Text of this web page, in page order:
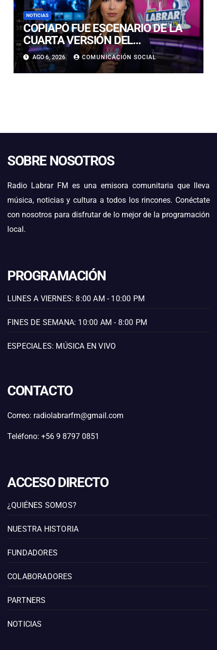
NOTICIAS
COPIAPÓ FUE ESCENARIO DE LA
CUARTA VERSIÓN DEL
CAMPEONATO REGIONAL DE
BANDAS DE GUERRA
ESTUDIANTILES
AGO 6, 2026 COMUNICACIÓN SOCIAL
SOBRE NOSOTROS
Radio Labrar FM es una emisora comunitaria que lleva
música, noticias y cultura a todos los rincones. Conéctate
con nosotros para disfrutar de lo mejor de la programación
local.
PROGRAMACIÓN
LUNES A VIERNES: 8:00 AM - 10:00 PM
FINES DE SEMANA: 10:00 AM - 8:00 PM
ESPECIALES: MÚSICA EN VIVO
CONTACTO
Correo: radiolabrarfm@gmail.com
Teléfono: +56 9 8797 0851
ACCESO DIRECTO
¿QUIÉNES SOMOS?
NUESTRA HISTORIA
FUNDADORES
COLABORADORES
PARTNERS
NOTICIAS